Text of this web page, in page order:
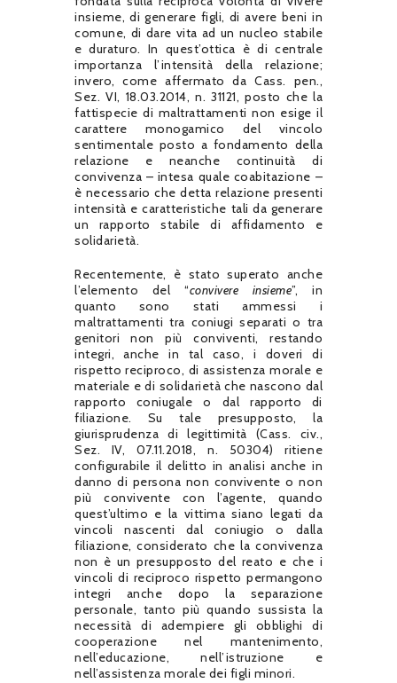
insieme, di generare figli, di avere beni in
comune, di dare vita ad un nucleo stabile
e duraturo. In quest’ottica è di centrale
importanza l’intensità della relazione;
invero, come affermato da Cass. pen.,
Sez. VI, 18.03.2014, n. 31121, posto che la
fattispecie di maltrattamenti non esige il
carattere monogamico del vincolo
sentimentale posto a fondamento della
relazione e neanche continuità di
convivenza – intesa quale coabitazione –
è necessario che detta relazione presenti
intensità e caratteristiche tali da generare
un rapporto stabile di affidamento e
solidarietà.
Recentemente, è stato superato anche
l’elemento del “convivere insieme”, in
quanto sono stati ammessi i
maltrattamenti tra coniugi separati o tra
genitori non più conviventi, restando
integri, anche in tal caso, i doveri di
rispetto reciproco, di assistenza morale e
materiale e di solidarietà che nascono dal
rapporto coniugale o dal rapporto di
filiazione. Su tale presupposto, la
giurisprudenza di legittimità (Cass. civ.,
Sez. IV, 07.11.2018, n. 50304) ritiene
configurabile il delitto in analisi anche in
danno di persona non convivente o non
più convivente con l’agente, quando
quest’ultimo e la vittima siano legati da
vincoli nascenti dal coniugio o dalla
filiazione, considerato che la convivenza
non è un presupposto del reato e che i
vincoli di reciproco rispetto permangono
integri anche dopo la separazione
personale, tanto più quando sussista la
necessità di adempiere gli obblighi di
cooperazione nel mantenimento,
nell’educazione, nell’istruzione e
nell’assistenza morale dei figli minori.